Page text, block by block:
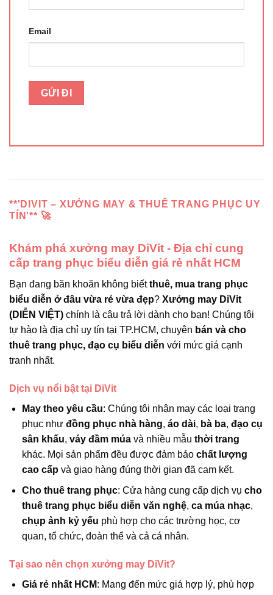
Email
**'DIVIT – XƯỞNG MAY & THUÊ TRANG PHỤC UY
TÍN'** 🚀
Khám phá xưởng may DiVit - Địa chỉ cung
cấp trang phục biểu diễn giá rẻ nhất HCM
Bạn đang băn khoăn không biếtthuê, mua trang phục
biểu diễn ở đâu vừa rẻ vừa đẹp? Xưởng may DiVit
(DIỄN VIỆT) chính là câu trả lời dành cho bạn! Chúng tôi
tự hào là địa chỉ uy tín tại TP.HCM, chuyên bán và cho
thuê trang phục, đạo cụ biểu diễn với mức giá cạnh
tranh nhất.
Dịch vụ nổi bật tại DiVit
May theo yêu cầu: Chúng tôi nhận may các loại trang
phục như đồng phục nhà hàng, áo dài, bà ba, đạo cụ
sân khấu, váy đầm múavà nhiều mẫu thời trang
khác. Mọi sản phẩm đều được đảm bảo chất lượng
cao cấpvà giao hàng đúng thời gian đã cam kết.
Cho thuê trang phục: Cửa hàng cung cấp dịch vụ cho
thuê trang phục biểu diễn văn nghệ, ca múa nhạc,
chụp ảnh kỷ yếu phù hợp cho các trường học, cơ
quan, tổ chức, đoàn thể và cả cá nhân.
Tại sao nên chọn xưởng may DiVit?
Giá rẻ nhất HCM: Mang đến mức giá hợp lý, phù hợp